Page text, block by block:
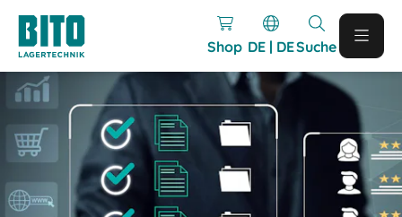
Shop DE | DESuche